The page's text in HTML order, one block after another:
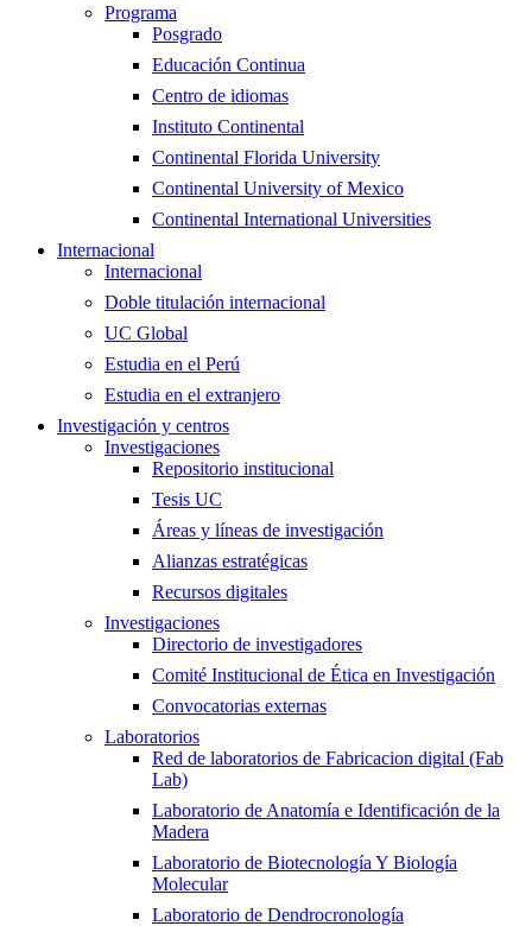
Programa
Posgrado
Educación Continua
Centro de idiomas
Instituto Continental
Continental Florida University
Continental University of Mexico
Continental International Universities
Internacional
Internacional
Doble titulación internacional
UC Global
Estudia en el Perú
Estudia en el extranjero
Investigación y centros
Investigaciones
Repositorio institucional
Tesis UC
Áreas y líneas de investigación
Alianzas estratégicas
Recursos digitales
Investigaciones
Directorio de investigadores
Comité Institucional de Ética en Investigación
Convocatorias externas
Laboratorios
Red de laboratorios de Fabricacion digital (Fab
Lab)
Laboratorio de Anatomía e Identificación de la
Madera
Laboratorio de Biotecnología Y Biología
Molecular
Laboratorio de Dendrocronología